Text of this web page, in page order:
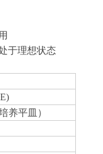
于理想状态
养平皿）